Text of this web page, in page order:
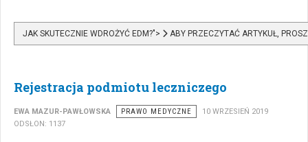
JAK SKUTECZNIE WDROŻYĆ EDM?"> ABY PRZECZYTAĆ ARTYKUŁ,
Rejestracja podmiotu leczniczego
EWA MAZUR-PAWŁOWSKA PRAWO MEDYCZNE
10 WRZESIEŃ 2019
ODSŁON: 1137